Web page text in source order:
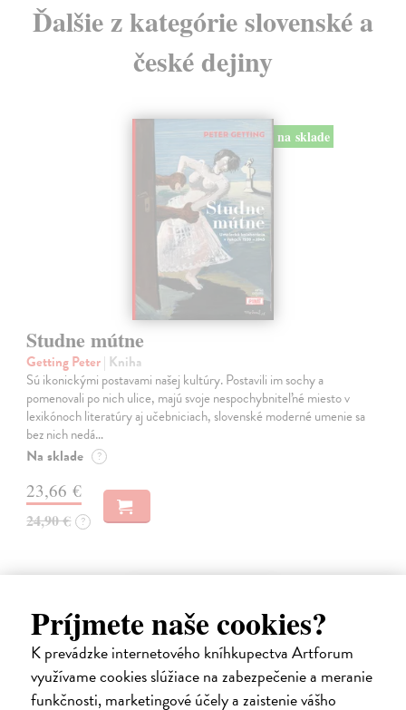
Príjmete naše cookies?
K prevádzke internetového kníhkupectva Artforum
využívame cookies slúžiace na zabezpečenie a meranie
funkčnosti, marketingové účely a zaistenie vášho
Ďalšie z kategórie slovenské a
české dejiny
na sklade
Studne mútne
Getting Peter| Kniha
Sú ikonickými postavami našej kultúry. Postavili im sochy a
pomenovali po nich ulice, majú svoje nespochybniteľné miesto v
lexikónoch literatúry aj učebniciach, slovenské moderné umenie sa
bez nich nedá…
Na sklade ?
23,66 €
24,90 € ?